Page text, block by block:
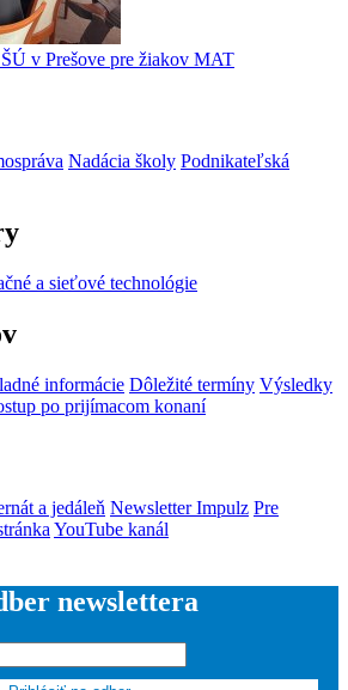
Nadácia školy Podnikateľská
a sieťové technológie
informácie Dôležité termíny Výsledky
po prijímacom konaní
a jedáleň Newsletter Impulz Pre
YouTube kanál
newslettera